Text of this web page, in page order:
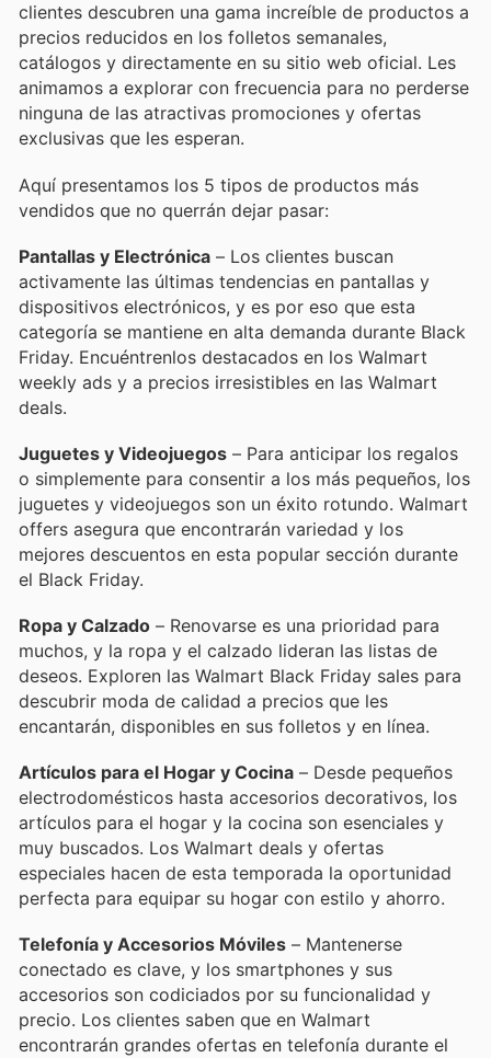
clientes descubren una gama increíble de productos a
precios reducidos en los folletos semanales,
catálogos y directamente en su sitio web oficial. Les
animamos a explorar con frecuencia para no perderse
ninguna de las atractivas promociones y ofertas
exclusivas que les esperan.
Aquí presentamos los 5 tipos de productos más
vendidos que no querrán dejar pasar:
Pantallas y Electrónica – Los clientes buscan
activamente las últimas tendencias en pantallas y
dispositivos electrónicos, y es por eso que esta
categoría se mantiene en alta demanda durante Black
Friday. Encuéntrenlos destacados en los Walmart
weekly ads y a precios irresistibles en las Walmart
deals.
Juguetes y Videojuegos – Para anticipar los regalos
o simplemente para consentir a los más pequeños, los
juguetes y videojuegos son un éxito rotundo. Walmart
offers asegura que encontrarán variedad y los
mejores descuentos en esta popular sección durante
el Black Friday.
Ropa y Calzado – Renovarse es una prioridad para
muchos, y la ropa y el calzado lideran las listas de
deseos. Exploren las Walmart Black Friday sales para
descubrir moda de calidad a precios que les
encantarán, disponibles en sus folletos y en línea.
Artículos para el Hogar y Cocina – Desde pequeños
electrodomésticos hasta accesorios decorativos, los
artículos para el hogar y la cocina son esenciales y
muy buscados. Los Walmart deals y ofertas
especiales hacen de esta temporada la oportunidad
perfecta para equipar su hogar con estilo y ahorro.
Telefonía y Accesorios Móviles – Mantenerse
conectado es clave, y los smartphones y sus
accesorios son codiciados por su funcionalidad y
precio. Los clientes saben que en Walmart
encontrarán grandes ofertas en telefonía durante el